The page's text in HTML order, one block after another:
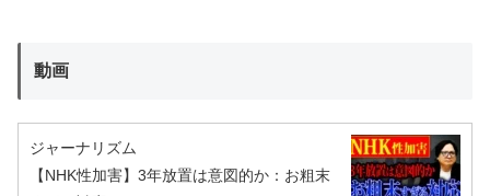
動画
ジャーナリズム
【NHK性加害】3年放置は意図的か：お粗末